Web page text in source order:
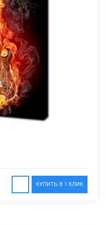
КУПИТЬ В 1 КЛИК